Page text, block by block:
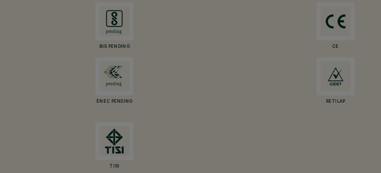
BIS PENDING CE
ENEC PENDING RETILAP
TISI